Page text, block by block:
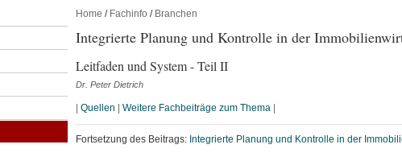
Home / Fachinfo / Branchen
Integrierte Planung und Kontrolle in der
Leitfaden und System - Teil II
Dr. Peter Dietrich
Quellen Weitere Fachbeiträge zum Thema
Fortsetzung des Beitrags: Integrierte Planung und Kontrolle in der